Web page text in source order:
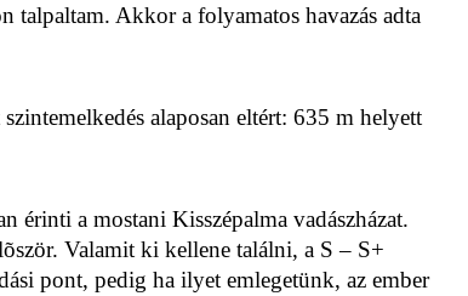
Akkor a folyamatos havazás adta
alaposan eltért: 635 m helyett
érinti a mostani Kisszépalma vadászházat.
Valamit ki kellene találni, a S – S+
pont, pedig ha ilyet emlegetünk, az ember